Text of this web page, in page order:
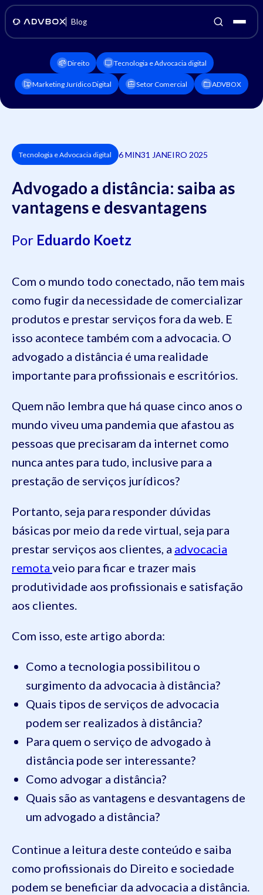
Blog
Direito Tecnologia e Advocacia digital
Marketing Jurídico Digital Setor Comercial ADVBOX
Tecnologia e Advocacia digital 6 MIN31 JANEIRO 2025
Advogado a distância: saiba as
vantagens e desvantagens
Por Eduardo Koetz
Com o mundo todo conectado, não tem mais
como fugir da necessidade de comercializar
produtos e prestar serviços fora da web. E
isso acontece também com a advocacia. O
advogado a distância é uma realidade
importante para profissionais e escritórios.
Quem não lembra que há quase cinco anos o
mundo viveu uma pandemia que afastou as
pessoas que precisaram da internet como
nunca antes para tudo, inclusive para a
prestação de serviços jurídicos?
Portanto, seja para responder dúvidas
básicas por meio da rede virtual, seja para
prestar serviços aos clientes, a advocacia
remota veio para ficar e trazer mais
produtividade aos profissionais e satisfação
aos clientes.
Com isso, este artigo aborda:
Como a tecnologia possibilitou o
surgimento da advocacia à distância?
Quais tipos de serviços de advocacia
podem ser realizados à distância?
Para quem o serviço de advogado à
distância pode ser interessante?
Como advogar a distância?
Quais são as vantagens e desvantagens de
um advogado a distância?
Continue a leitura deste conteúdo e saiba
como profissionais do Direito e sociedade
podem se beneficiar da advocacia a distância.